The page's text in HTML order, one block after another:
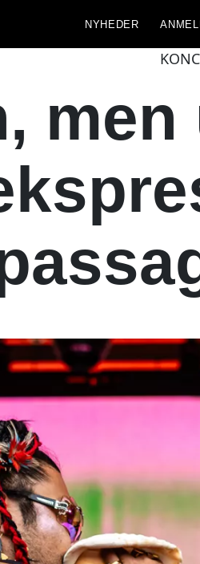
NYHEDER
men